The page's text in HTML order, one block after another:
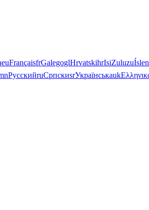
euFrançaisfrGalegoglHrvatskihrIsiZuluzu
РусскийruСрпскиsrУкраїнськаuk